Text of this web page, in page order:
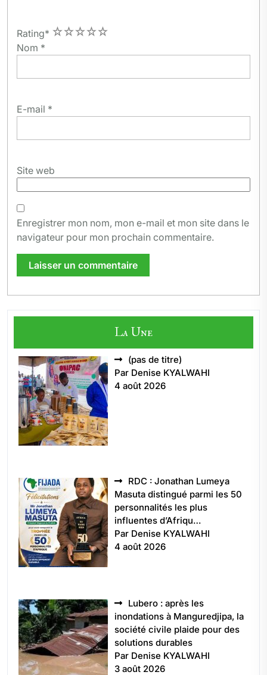
Rating* 5
4
3
2
1
Nom *
E-mail *
Site web
Enregistrer mon nom, mon e-mail et mon site dans le
navigateur pour mon prochain commentaire.
La Une
(pas de titre)
5496
Par Denise KYALWAHI
4 août 2026
RDC : Jonathan Lumeya
Masuta distingué parmi les 50
personnalités les plus
influentes d’Afriqu…
Par Denise KYALWAHI
4 août 2026
Lubero : après les
inondations à Manguredjipa, la
société civile plaide pour des
solutions durables
Par Denise KYALWAHI
3 août 2026